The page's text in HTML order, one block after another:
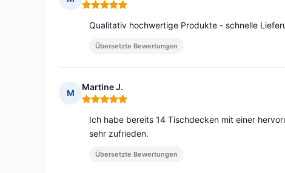
Hinweis: 5 von 5
Qualitativ hochwertige Produkte - schnelle
Übersetzte Bewertungen
M
Martine J.
Hinweis: 5 von 5
Ich habe bereits 14 Tischdecken mit einer
sehr zufrieden.
Übersetzte Bewertungen